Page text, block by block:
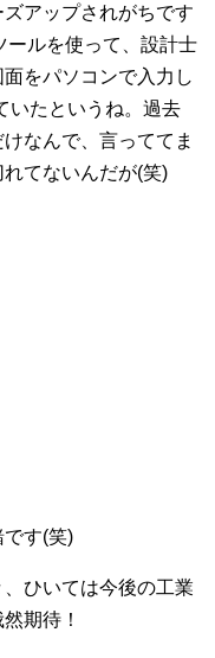
アップされがちです
ールを使って、設計士
をパソコンで入力し
いたというね。過去
なんで、言っててま
てないんだが(笑)
す(笑)
ひいては今後の工業
然期待！